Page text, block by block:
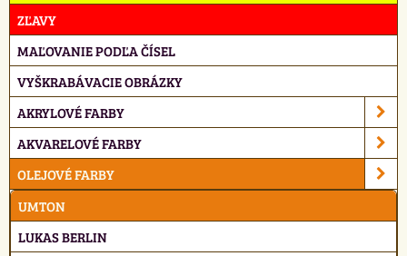
ZĽAVY
MAĽOVANIE PODĽA ČÍSEL
VYŠKRABÁVACIE OBRÁZKY
AKRYLOVÉ FARBY
AKVARELOVÉ FARBY
OLEJOVÉ FARBY
UMTON
LUKAS BERLIN